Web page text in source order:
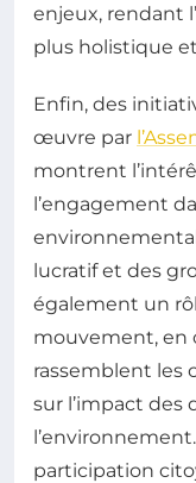
enjeux, rendant
plus holistique
Enfin, des
œuvre par
montrent
l’engagement
lucratif et des
également un
mouvement, en
rassemblent les
sur l’impact des
participation